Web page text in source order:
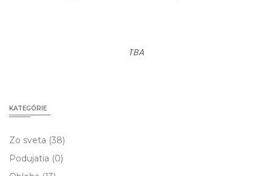
TBA
KATEGÓRIE
Zo sveta (38)
Podujatia (0)